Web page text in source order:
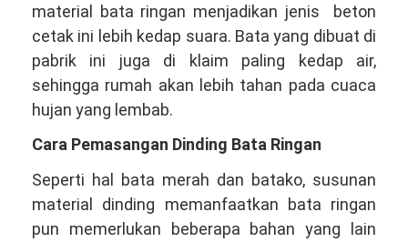
material bata ringan menjadikan jenis beton
cetak ini lebih kedap suara. Bata yang dibuat di
pabrik ini juga di klaim paling kedap air,
sehingga rumah akan lebih tahan pada cuaca
hujan yang lembab.
Cara Pemasangan Dinding Bata Ringan
Seperti hal bata merah dan batako, susunan
material dinding memanfaatkan bata ringan
pun memerlukan beberapa bahan yang lain